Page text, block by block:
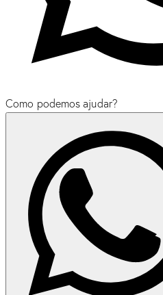
Como podemos ajudar?